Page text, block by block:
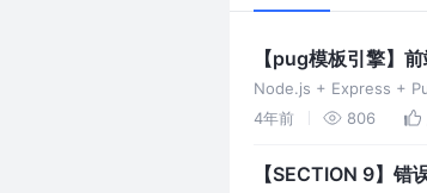
【pug模板引擎】
Node.js + Express +
4年前
806
【SECTION 9】错